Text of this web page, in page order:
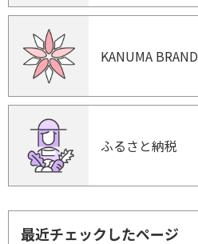
KANUMA BRAND
ふるさと納税
最近チェックしたページ